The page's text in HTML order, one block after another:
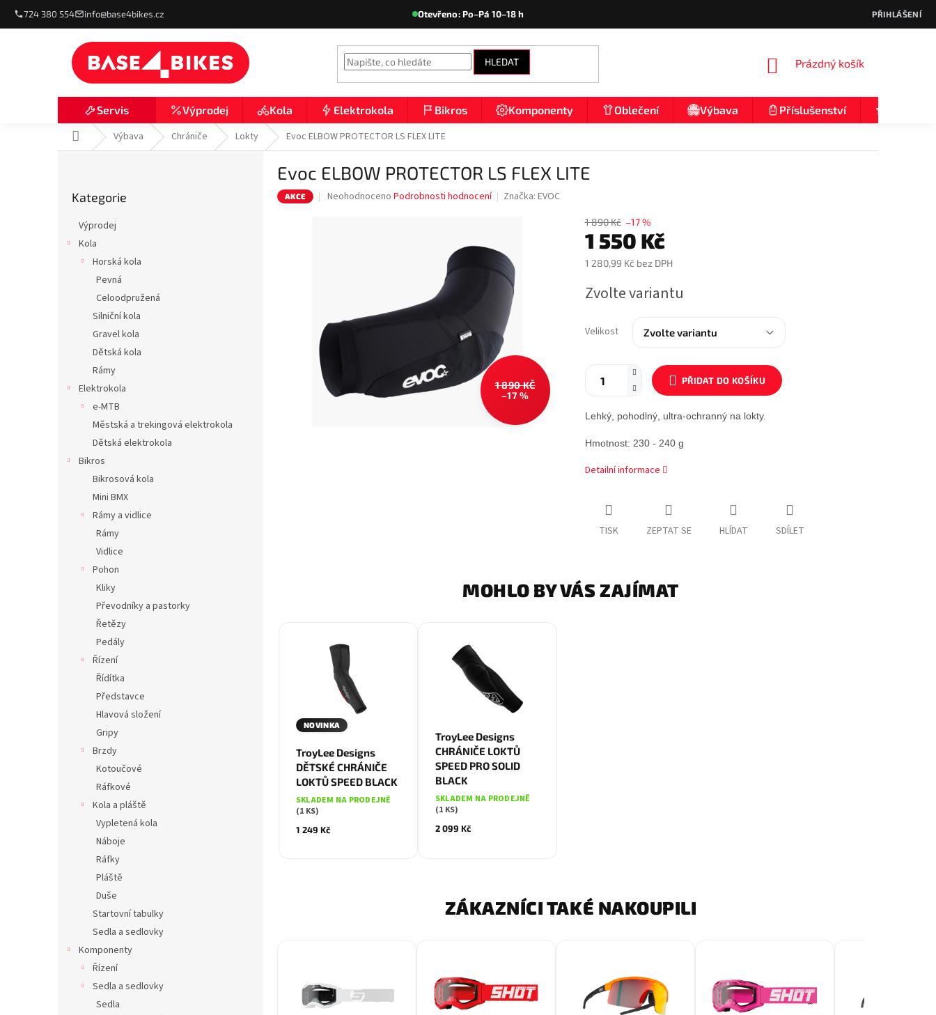
obsah
724 380 554 info@base4bikes.cz Otevřeno: Po–Pá 10–18 h PŘIHLÁŠENÍ
HLEDAT
NÁKUPNÍ
Prázdný košík
Servis Výprodej Kola Elektrokola Bikros Komponenty Oblečení Výbava Příslušenství
Domů Výbava Chrániče Lokty Evoc ELBOW PROTECTOR LS FLEX LITE
kategorie
Kategorie
Výprodej
Kola
Horská kola
Pevná
Celoodpružená
Silniční kola
Gravel kola
Dětská kola
Rámy
Elektrokola
e-MTB
Městská a trekingová elektrokola
Dětská elektrokola
Bikros
Bikrosová kola
Mini BMX
Rámy a vidlice
Rámy
Vidlice
Pohon
Kliky
Převodníky a pastorky
Řetězy
Pedály
Řízení
Řídítka
Představce
Hlavová složení
Gripy
Brzdy
Kotoučové
Ráfkové
Kola a pláště
Vypletená kola
Náboje
Ráfky
Pláště
Duše
Startovní tabulky
Sedla a sedlovky
Komponenty
Řízení
Sedla a sedlovky
Sedla
Evoc ELBOW PROTECTOR LS FLEX LITE
AKCE
Průměrné
Neohodnoceno Podrobnosti hodnocení Značka: EVOC
1 890 KČ
–17 %
1 890 Kč –17 %
1 550 Kč
1 280,99 Kč bez DPH
cena:
Zvolte variantu
Velikost
PŘIDAT DO KOŠÍKU
Lehký, pohodlný, ultra-ochranný na lokty.
Hmotnost: 230 - 240 g
Detailní informace
TISK ZEPTAT SE HLÍDAT SDÍLET
MOHLO BY VÁS ZAJÍMAT
NOVINKA
TroyLee Designs
DĚTSKÉ CHRÁNIČE
LOKTŮ SPEED BLACK
SKLADEM NA PRODEJNĚ
(1 KS)
1 249 Kč
M
TroyLee Designs
CHRÁNIČE LOKTŮ
SPEED PRO SOLID
BLACK
SKLADEM NA PRODEJNĚ
(1 KS)
2 099 Kč
XS-S M-L
ZÁKAZNÍCI TAKÉ NAKOUPILI